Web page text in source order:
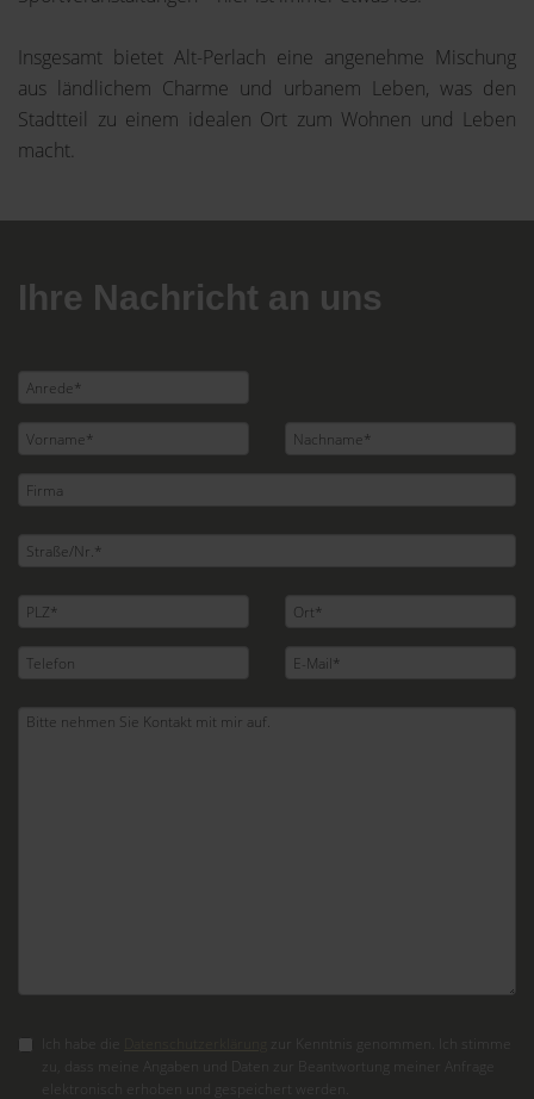
Insgesamt bietet Alt-Perlach eine angenehme Mischung
aus ländlichem Charme und urbanem Leben, was den
Stadtteil zu einem idealen Ort zum Wohnen und Leben
macht.
Ihre Nachricht an uns
Ich habe die
zur Kenntnis genommen. Ich stimme
zu, dass meine Angaben und Daten zur Beantwortung meiner Anfrage
elektronisch erhoben und gespeichert werden.